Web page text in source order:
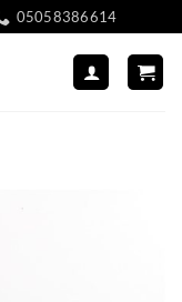
05058386614